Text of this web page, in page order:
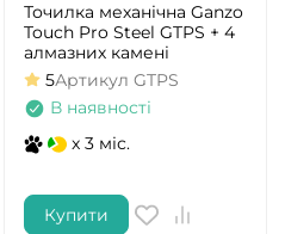
Точилка механічна Ganzo
Touch Pro Steel GTPS + 4
алмазних камені
5Артикул GTPS
В наявності
x 3 міс.
Купити